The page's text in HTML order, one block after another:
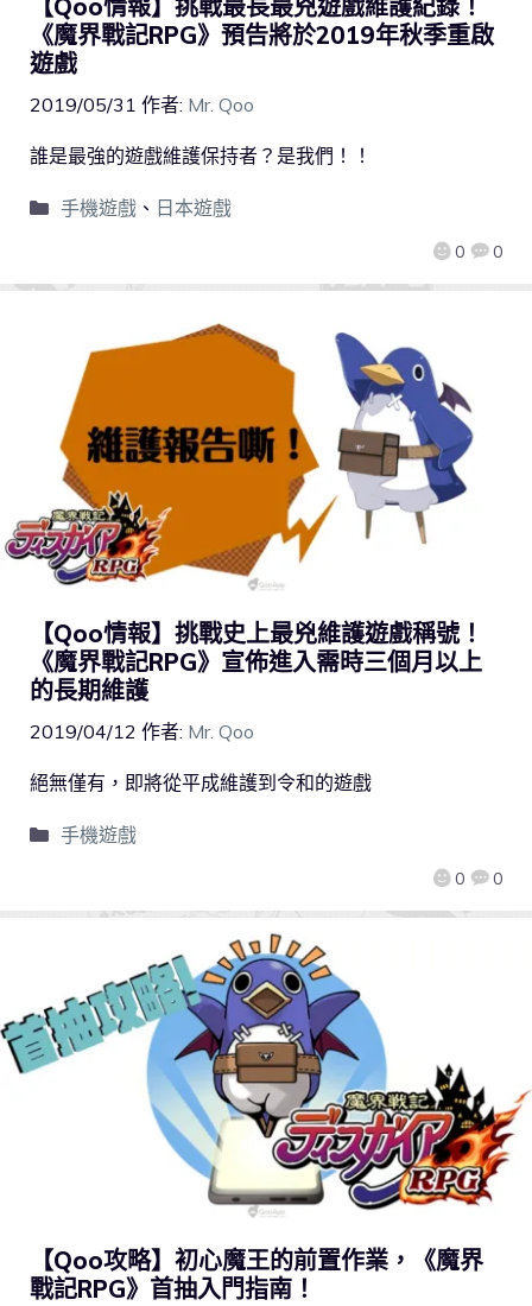
【Qoo情報】挑戰最長最兇遊戲維護紀錄！
《魔界戰記RPG》預告將於2019年秋季重啟
遊戲
2019/05/31 作者: Mr. Qoo
0 0
誰是最強的遊戲維護保持者？是我們！！
手機遊戲、 日本遊戲
【Qoo情報】挑戰史上最兇維護遊戲稱號！
《魔界戰記RPG》宣佈進入需時三個月以上
的長期維護
2019/04/12 作者: Mr. Qoo
0 0
絕無僅有，即將從平成維護到令和的遊戲
手機遊戲
【Qoo攻略】初心魔王的前置作業，《魔界
戰記RPG》首抽入門指南！